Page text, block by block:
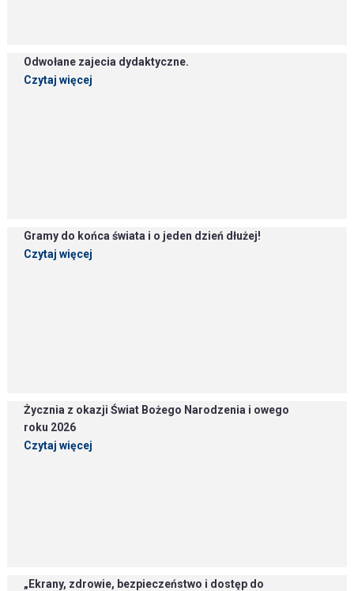
Odwołane zajecia dydaktyczne.
Czytaj więcej
Gramy do końca świata i o jeden dzień dłużej!
Czytaj więcej
Życznia z okazji Świat Bożego Narodzenia i owego
roku 2026
Czytaj więcej
„Ekrany, zdrowie, bezpieczeństwo i dostęp do